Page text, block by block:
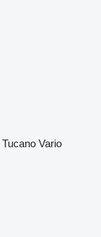
Tucano Vario